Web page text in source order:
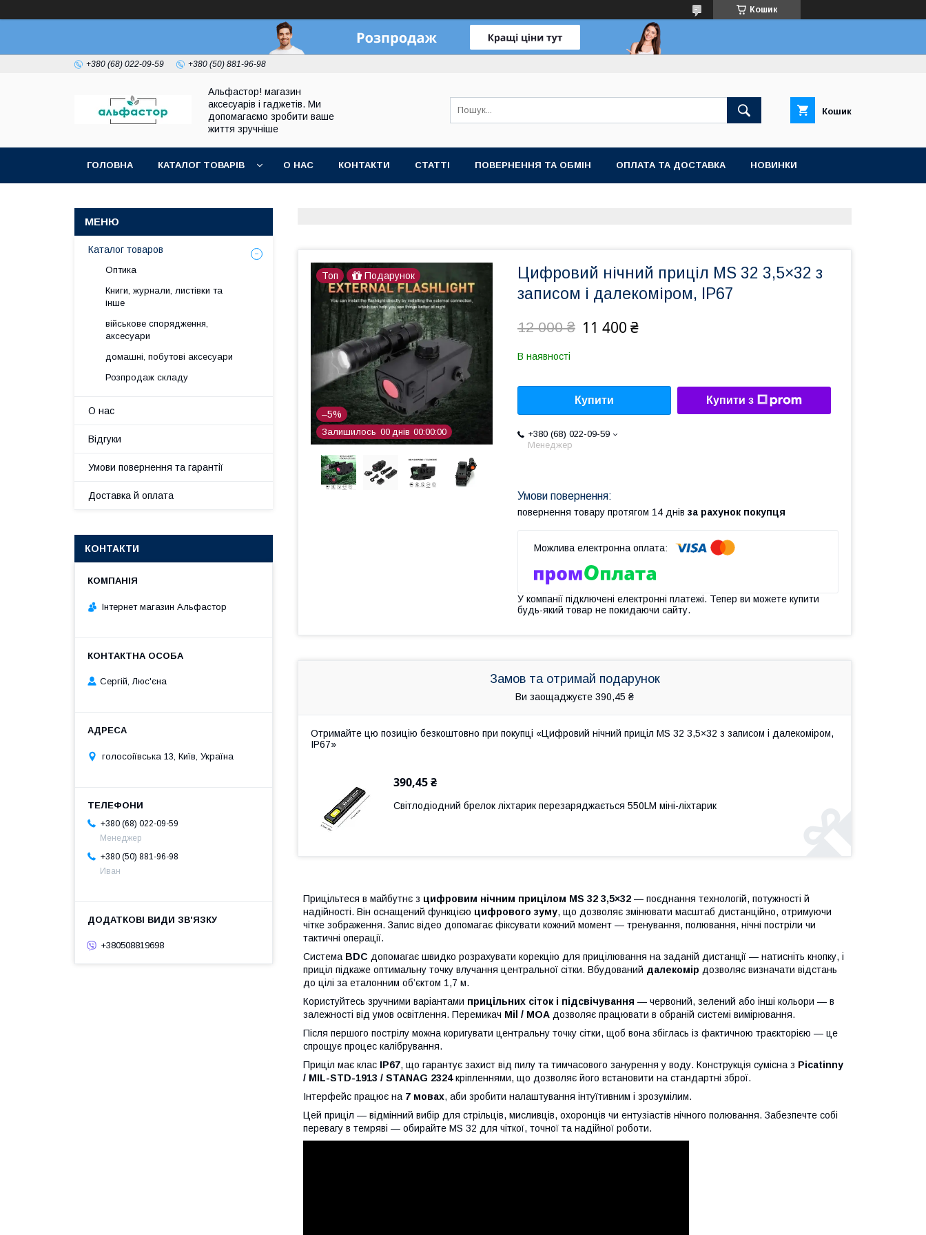
Кошик
+380 (68) 022-09-59 +380 (50) 881-96-98
Альфастор! магазин
аксесуарів і гаджетів. Ми
допомагаємо зробити ваше
життя зручніше
Кошик
ГОЛОВНА КАТАЛОГ ТОВАРІВ О НАС КОНТАКТИ СТАТТІ ПОВЕРНЕННЯ ТА ОБМІН ОПЛАТА ТА ДОСТАВКА НОВИНКИ
Топ Подарунок
–5%
Залишилось 00 днів 00 00 00
Цифровий нічний приціл MS 32 3,5×32 з
записом і далекоміром, IP67
12 000 ₴ 11 400 ₴
В наявності
Купити Купити з
+380 (68) 022-09-59
Менеджер
повернення товару протягом 14 днів за рахунок покупця
У компанії підключені електронні платежі. Тепер ви можете купити
будь-який товар не покидаючи сайту.
Замов та отримай подарунок
Ви заощаджуєте 390,45 ₴
Отримайте цю позицію безкоштовно при покупці «Цифровий нічний приціл MS 32 3,5×32 з записом і далекоміром,
IP67»
390,45 ₴
Світлодіодний брелок ліхтарик перезаряджається 550LM міні-ліхтарик
Прицільтеся в майбутнє з цифровим нічним прицілом MS 32 3,5×32 — поєднання технологій, потужності й
надійності. Він оснащений функцією цифрового зуму, що дозволяє змінювати масштаб дистанційно, отримуючи
чітке зображення. Запис відео допомагає фіксувати кожний момент — тренування, полювання, нічні постріли чи
тактичні операції.
Система BDC допомагає швидко розрахувати корекцію для прицілювання на заданій дистанції — натисніть кнопку, і
приціл підкаже оптимальну точку влучання центральної сітки. Вбудований далекомір дозволяє визначати відстань
до цілі за еталонним об’єктом 1,7 м.
Користуйтесь зручними варіантами прицільних сіток і підсвічування — червоний, зелений або інші кольори — в
залежності від умов освітлення. Перемикач Mil / MOA дозволяє працювати в обраній системі вимірювання.
Після першого пострілу можна коригувати центральну точку сітки, щоб вона збіглась із фактичною траєкторією — це
спрощує процес калібрування.
Приціл має клас IP67, що гарантує захист від пилу та тимчасового занурення у воду. Конструкція сумісна з Picatinny
/ MIL-STD-1913 / STANAG 2324кріпленнями, що дозволяє його встановити на стандартні зброї.
Інтерфейс працює на 7 мовах, аби зробити налаштування інтуїтивним і зрозумілим.
Цей приціл — відмінний вибір для стрільців, мисливців, охоронців чи ентузіастів нічного полювання. Забезпечте собі
перевагу в темряві — обирайте MS 32 для чіткої, точної та надійної роботи.
Каталог товаров
Оптика
Книги, журнали, листівки та
інше
військове спорядження,
аксесуари
домашні, побутові аксесуари
Розпродаж складу
О нас
Відгуки
Умови повернення та гарантії
Доставка й оплата
КОНТАКТИ
Інтернет магазин Альфастор
Сергій, Люс'єна
голосоіївська 13, Київ, Україна
+380 (68) 022-09-59
Менеджер
+380 (50) 881-96-98
Иван
+380508819698